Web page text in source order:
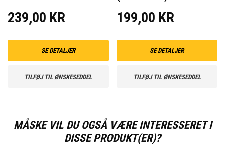
239,00 KR
SE DETALJER
TILFØJ TIL ØNSKESEDDEL
199,00 KR
SE DETALJER
TILFØJ TIL ØNSKESEDDEL
MÅSKE VIL DU OGSÅ VÆRE INTERESSERET I
DISSE PRODUKT(ER)?